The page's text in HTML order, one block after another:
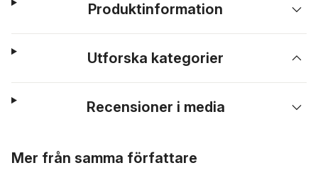
Produktinformation
Utforska kategorier
Recensioner i media
Mer från samma författare